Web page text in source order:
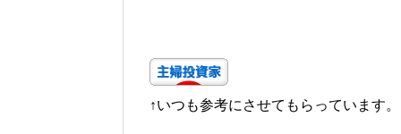
↑いつも参考にさせてもらっています。